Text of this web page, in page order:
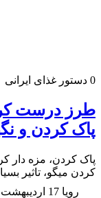
0 دستور غذای ایرانی
طرز درست
پاک کردن و
پاک کردن، مزه
کردن میگو، تاثیر
رویا 17 اردیبهشت 1400